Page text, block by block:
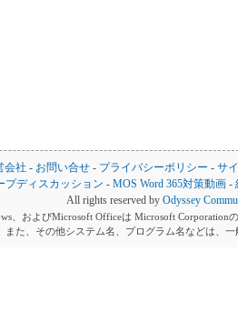
会社 - お問い合せ - プライバシーポリシー - サ
プディスカッション -MOS Word 365対策動画 -
All rights reserved by Odyssey
、およびMicrosoft Officeは Microsoft Corporation
また、その他システム名、プログラム名などは、